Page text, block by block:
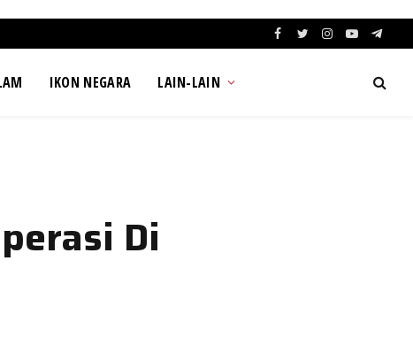
Facebook
TwitterInstagram
YouTube
IKON NEGARA LAIN-LAIN
Di